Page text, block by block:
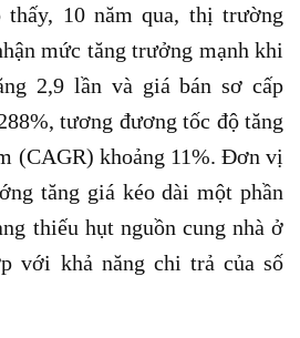
thấy, 10 năm qua, thị trường
mức tăng trưởng mạnh khi
2,9 lần và giá bán sơ cấp
tương đương tốc độ tăng
(CAGR) khoảng 11%. Đơn vị
tăng giá kéo dài một phần
thiếu hụt nguồn cung nhà ở
với khả năng chi trả của số